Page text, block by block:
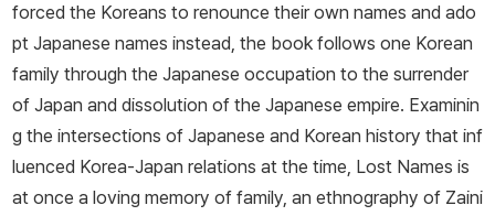
forced the Koreans to renounce their own names and ado
pt Japanese names instead, the book follows one Korean
family through the Japanese occupation to the surrender
of Japan and dissolution of the Japanese empire. Examinin
g the intersections of Japanese and Korean history that inf
luenced Korea-Japan relations at the time, Lost Names is
at once a loving memory of family, an ethnography of Zaini